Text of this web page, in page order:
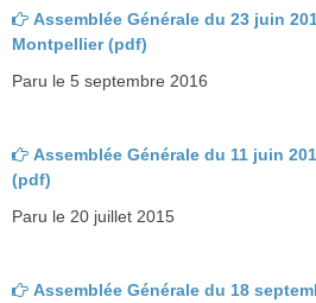
Assemblée Générale du 23 juin
Montpellier (pdf)
Paru le 5 septembre 2016
Assemblée Générale du 11 juin
(pdf)
Paru le 20 juillet 2015
Assemblée Générale du 18